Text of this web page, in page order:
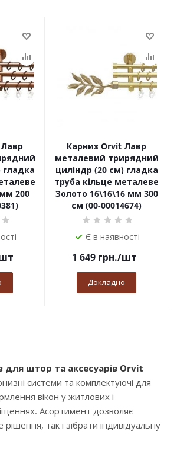
гладка
200
Карниз Orvit Лавр
металевий трирядний
циліндр (20 см) гладка
труба кільце металеве
Золото 16\16\16 мм 300
см (00-00014674)
Є в наявності
1 649 грн./шт
Докладно
для штор та аксесуарів Orvit
системи та комплектуючі для
вікон у житлових і
Асортимент дозволяє
рішення, так і зібрати індивідуальну